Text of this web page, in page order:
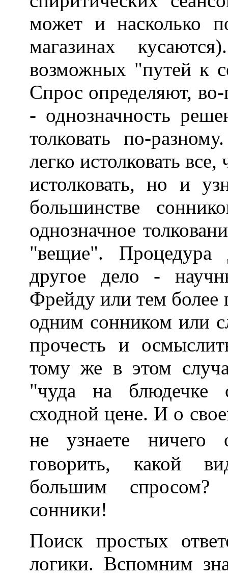
может и насколько
магазинах
возможных "путей к
Спрос определяют,
- однозначность
толковать по-
легко истолковать
истолковать, но и
большинстве
однозначное
"вещие". Процедура
другое дело -
Фрейду или тем
одним сонником или
прочесть и
тому же в этом
"чуда на блюдечке
сходной цене. И о
не узнаете ничего
говорить, какой
большим спросом?
сонники!
Поиск простых
логики. Вспомним